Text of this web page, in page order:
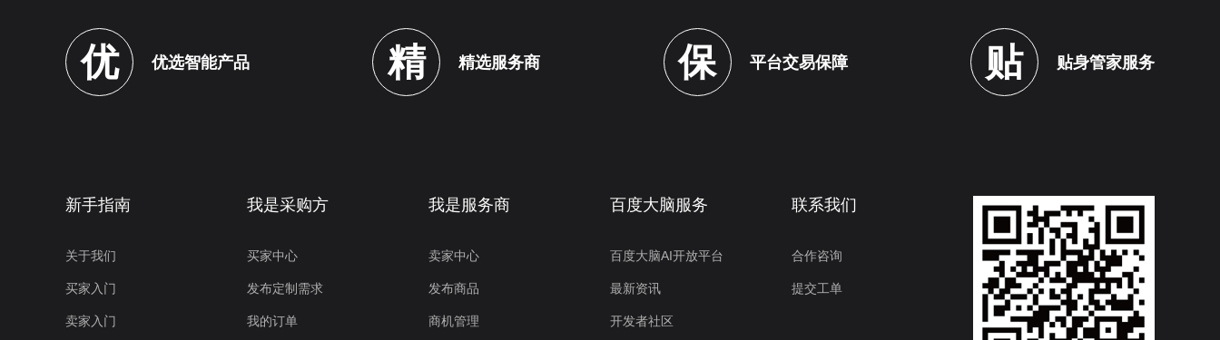
优 优选智能产品 精 精选服务商 保 平台交易保障 贴 贴身管家服务
新手指南
关于我们
买家入门
卖家入门
我是采购方
买家中心
发布定制需求
我的订单
我是服务商
卖家中心
发布商品
商机管理
百度大脑服务
百度大脑AI开放平台
最新资讯
开发者社区
联系我们
合作咨询
提交工单